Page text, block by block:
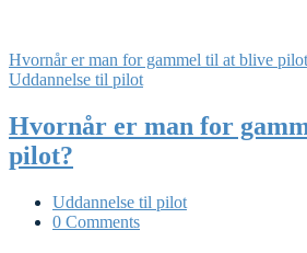
Hvornår er man for gammel til at blive
Uddannelse til pilot
Hvornår er man for
pilot?
Uddannelse til pilot
0 Comments